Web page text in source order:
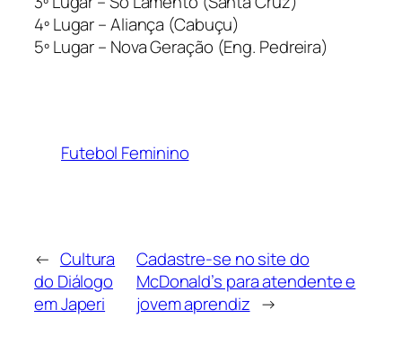
4º Lugar – Aliança (Cabuçu)
5º Lugar – Nova Geração (Eng. Pedreira)
Futebol Feminino
← Cultura
do Diálogo
em Japeri
Cadastre-se no site do
McDonald’s para atendente e
jovem aprendiz →